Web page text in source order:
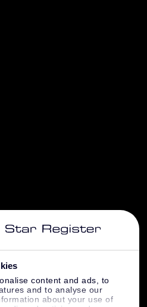
content and ads, to
and to analyse our
about your use of